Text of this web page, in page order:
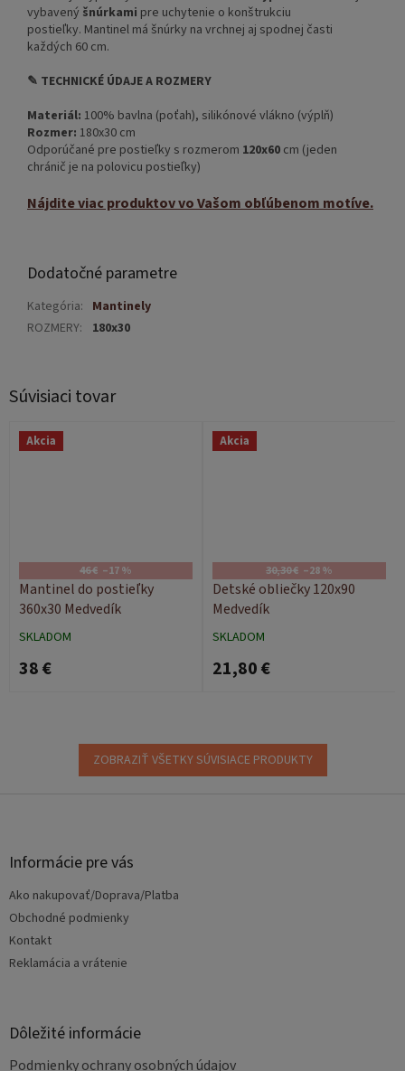
Súvisiaci tovar
Akcia
46 € –17 %
Mantinel do postieľky
360x30 Medvedík
SKLADOM
38 €
Akcia
30,30 € –28 %
Detské obliečky 120x90
Medvedík
SKLADOM
21,80 €
ZOBRAZIŤ VŠETKY SÚVISIACE PRODUKTY
vybavený šnúrkami pre uchytenie o konštrukciu
postieľky. Mantinel má šnúrky na vrchnej aj spodnej časti
každých 60 cm.
✎ TECHNICKÉ ÚDAJE A ROZMERY
Materiál: 100% bavlna (poťah), silikónové vlákno (výplň)
Rozmer: 180x30 cm
Odporúčané pre postieľky s rozmerom 120x60 cm (jeden
chránič je na polovicu postieľky)
Nájdite viac produktov vo Vašom obľúbenom motíve.
Dodatočné parametre
Kategória: Mantinely
ROZMERY: 180x30
Informácie pre vás
Ako nakupovať/Doprava/Platba
Obchodné podmienky
Kontakt
Reklamácia a vrátenie
Dôležité informácie
Podmienky ochrany osobných údajov